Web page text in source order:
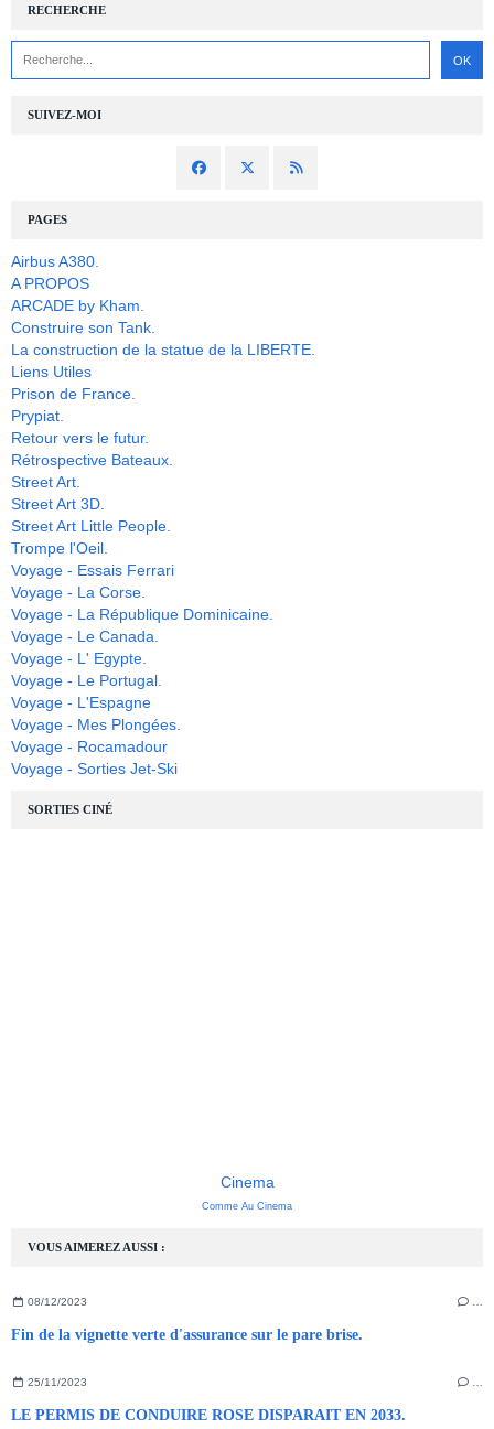
SUIVEZ-MOI
RECHERCHE
VOUS AIMEREZ AUSSI :
08/12/2023
Fin de la vignette verte d'assurance sur le pare brise.
25/11/2023
LE PERMIS DE CONDUIRE ROSE DISPARAIT EN 2033.
PAGES
Airbus A380.
A PROPOS
ARCADE by Kham.
Construire son Tank.
La construction de la statue de la LIBERTE.
Liens Utiles
Prison de France.
Prypiat.
Retour vers le futur.
Rétrospective Bateaux.
Street Art.
Street Art 3D.
Street Art Little People.
Trompe l'Oeil.
Voyage - Essais Ferrari
Voyage - La Corse.
Voyage - La République Dominicaine.
Voyage - Le Canada.
Voyage - L' Egypte.
Voyage - Le Portugal.
Voyage - L'Espagne
Voyage - Mes Plongées.
Voyage - Rocamadour
Voyage - Sorties Jet-Ski
SORTIES CINÉ
Cinema
Comme Au Cinema